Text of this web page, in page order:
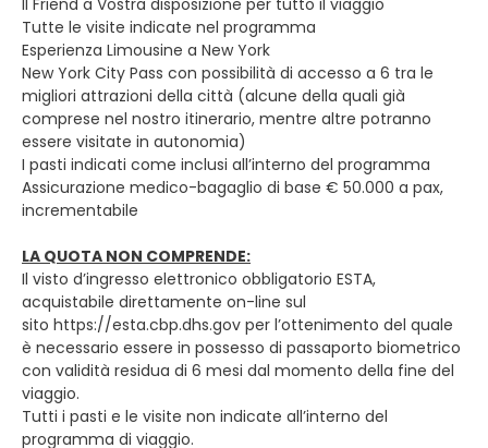
Tutte le visite indicate nel programma
Esperienza Limousine a New York
New York City Pass con possibilità di accesso a 6 tra le
migliori attrazioni della città (alcune della quali già
comprese nel nostro itinerario, mentre altre potranno
essere visitate in autonomia)
I pasti indicati come inclusi all’interno del programma
Assicurazione medico-bagaglio di base € 50.000 a pax,
incrementabile
LA QUOTA NON COMPRENDE:
Il visto d’ingresso elettronico obbligatorio ESTA,
acquistabile direttamente on-line sul
sito https://esta.cbp.dhs.gov per l’ottenimento del quale
è necessario essere in possesso di passaporto biometrico
con validità residua di 6 mesi dal momento della fine del
viaggio.
Tutti i pasti e le visite non indicate all’interno del
programma di viaggio.